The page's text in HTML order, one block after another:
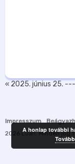
« 2025. június 25. ---
Impresszum
2026 Luah. Minden jog
A honlap további